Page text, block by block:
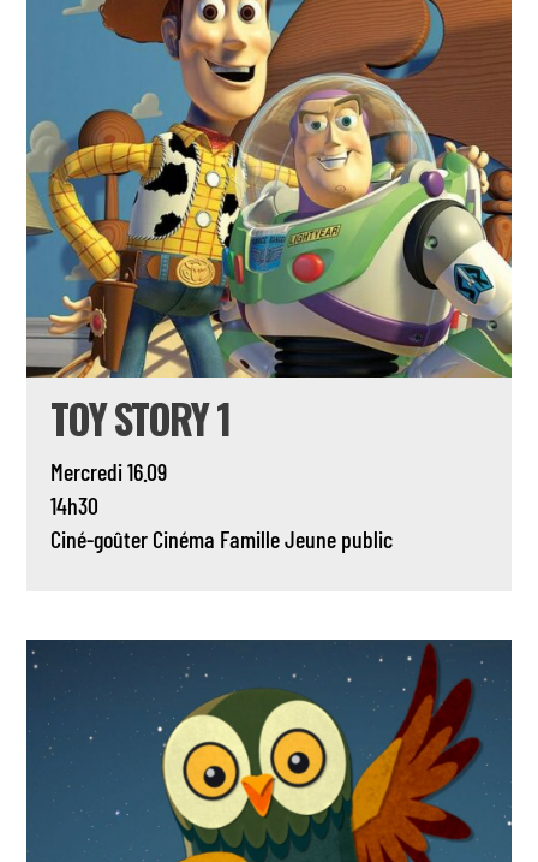
TOY STORY 1
Mercredi 16.09
14h30
Ciné-goûter Cinéma FamilleJeune public